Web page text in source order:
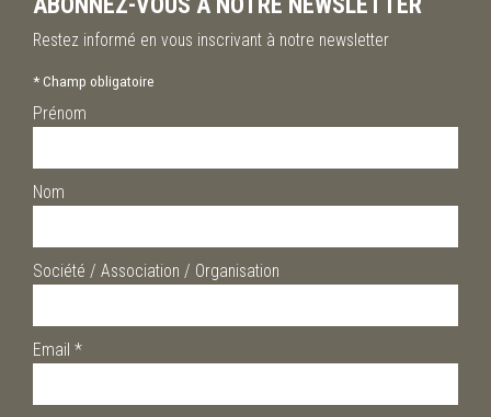
Restez informé en vous inscrivant à notre newsletter
*Champ obligatoire
Prénom
Nom
Société / Association / Organisation
Email *